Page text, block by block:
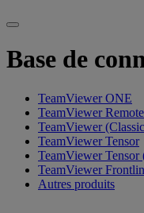
Base de
TeamViewer ONE
TeamViewer Remote
TeamViewer
TeamViewer Tensor
TeamViewer Tensor
TeamViewer
Autres produits